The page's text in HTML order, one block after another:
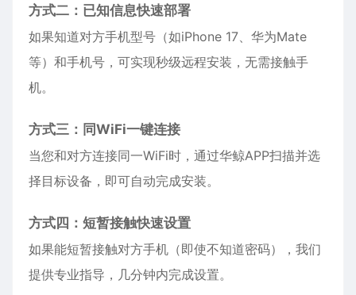
方式二：已知信息快速部署
如果知道对方手机型号（如iPhone 17、华为Mate
等）和手机号，可实现秒级远程安装，无需接触手
机。
方式三：同WiFi一键连接
当您和对方连接同一WiFi时，通过华鲸APP扫描并选
择目标设备，即可自动完成安装。
方式四：短暂接触快速设置
如果能短暂接触对方手机（即使不知道密码），我们
提供专业指导，几分钟内完成设置。